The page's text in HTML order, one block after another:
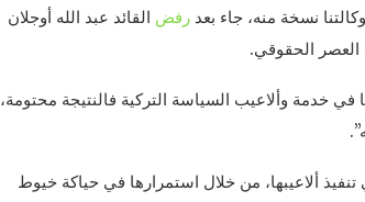
نسخة منه، جاء بعد رفض القائد عبد الله أوجلان
خدمة وألاعيب السياسة التركية فالنتيجة محتومة،
ألاعيبها، من خلال استمرارها في حياكة خيوط